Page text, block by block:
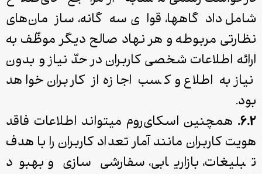
شامل دادگاه­ها، قوای سه‌گانه، سازمان‌های
نظارتی مربوطه و هر نهاد صالح دیگر موظّف به
ارائه اطلاعات شخصی کاربران در حدّ نیاز و بدون
نیاز به اطلاع و کسب اجازه از کاربران خواهد
بود.
۶.۲. همچنین اسکای­‌روم می­تواند اطلاعات فاقد
هویت کاربران مانند آمار تعداد کاربران را با هدف
تبلیغات، بازاریابی، سفارشی ‌سازی و بهبود